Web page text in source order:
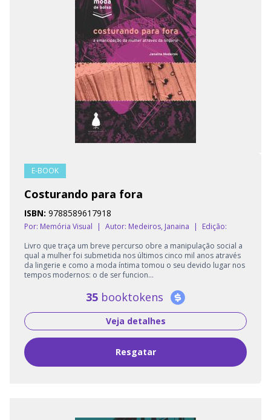
E-BOOK
Costurando para fora
ISBN: 9788589617918
Por: Memória Visual | Autor: Medeiros, Janaina |
Edição:
Livro que traça um breve percurso obre a manipulação social a
qual a mulher foi submetida nos últimos cinco mil anos através
da lingerie e como a moda íntima tomou o seu devido lugar nos
tempos modernos: o de ser funcion...
35 booktokens
Veja detalhes
Resgatar